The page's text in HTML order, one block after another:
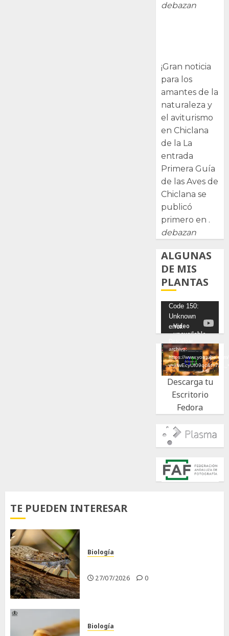
debazan
¡Gran noticia
para los
amantes de la
naturaleza y
el aviturismo
en Chiclana
de la La
entrada
Primera Guía
de las Aves de
Chiclana se
publicó
primero en .
debazan
ALGUNAS
DE MIS
PLANTAS
Reproductor
de
vídeo
Code 150:
Unknown
error.
archivo:
https://
Descarga tu
Escritorio
Fedora
TE PUEDEN INTERESAR
Biología
27/07/2026 0
Biología